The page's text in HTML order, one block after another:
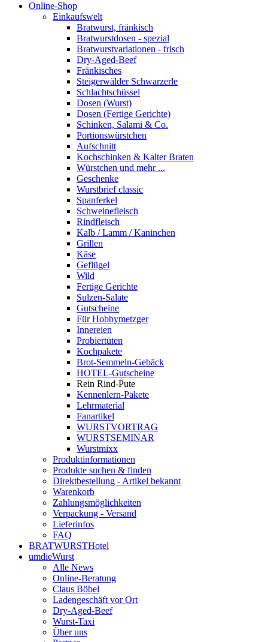
Online-Shop
Einkaufswelt
Bratwurst, fränkisch
Bratwurst­dosen - spezial
Bratwurst­variationen - frisch
Dry-Aged-Beef
Fränkisches
Steigerwälder Schwarzerle
Schlacht­schüssel
Dosen (Wurst)
Dosen (Fertige Gerichte)
Schinken, Salami & Co.
Portions­würstchen
Aufschnitt
Kochschinken & Kalter Braten
Würstchen und mehr ...
Geschenke
Wurstbrief classic
Spanferkel
Schweine­fleisch
Rindfleisch
Kalb / Lamm / Kaninchen
Grillen
Käse
Geflügel
Wild
Fertige Gerichte
Sulzen-Salate
Gutscheine
Für Hobbymetzger
Innereien
Probiertüten
Kochpakete
Brot-Semmeln-Gebäck
HOTEL-Gutscheine
Rein Rind-Pute
Kennenlern-Pakete
Lehrmaterial
Fanartikel
WURST­VORTRAG
WURST­SEMINAR
Wurstmixx
Produktinformationen
Produkte suchen & finden
Direktbestellung - Artikel bekannt
Warenkorb
Zahlungsmöglichkeiten
Verpackung - Versand
Lieferinfos
FAQ
BRATWURSTHotel
umdieWurst
Alle News
Online-Beratung
Claus Böbel
Ladengeschäft vor Ort
Dry-Aged-Beef
Wurst-Taxi
Über uns